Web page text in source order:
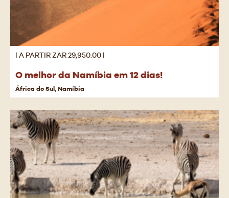
| A PARTIR ZAR 29,950.00 |
O melhor da Namíbia em 12 dias!
África do Sul, Namíbia